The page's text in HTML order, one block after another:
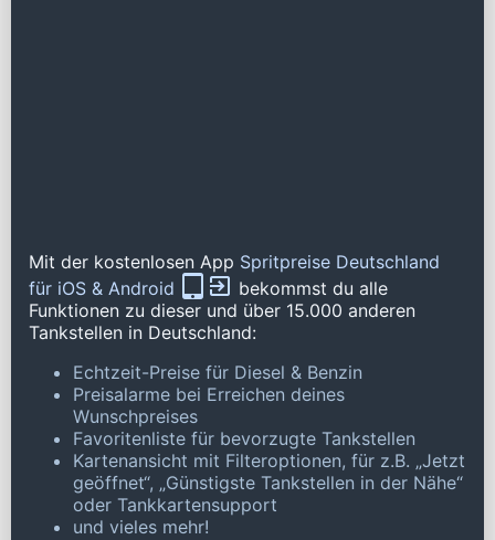
Mit der kostenlosen App Spritpreise Deutschland
für iOS & Android
bekommst du alle
Funktionen zu dieser und über 15.000 anderen
Tankstellen in Deutschland:
Echtzeit-Preise für Diesel & Benzin
Preisalarme bei Erreichen deines
Wunschpreises
Favoritenliste für bevorzugte Tankstellen
Kartenansicht mit Filteroptionen, für z.B. „Jetzt
geöffnet“, „Günstigste Tankstellen in der Nähe“
oder Tankkartensupport
und vieles mehr!